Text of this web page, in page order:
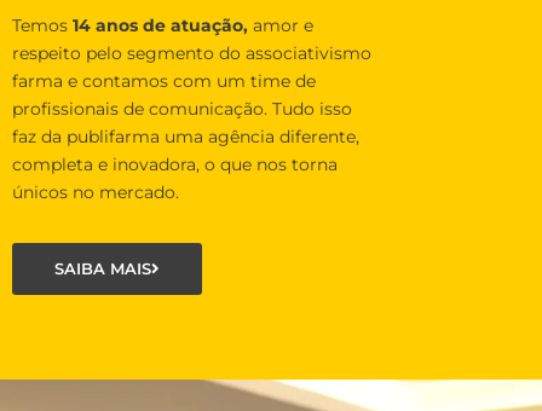
Temos 14 anos de atuação, amor e
respeito pelo segmento do associativismo
farma e contamos com um time de
profissionais de comunicação. Tudo isso
faz da publifarma uma agência diferente,
completa e inovadora, o que nos torna
únicos no mercado.
SAIBA MAIS